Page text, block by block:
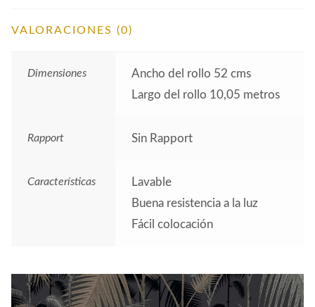
VALORACIONES (0)
Dimensiones
Ancho del rollo 52 cms
Largo del rollo 10,05 metros
Rapport Sin Rapport
Características
Lavable
Buena resistencia a la luz
Fácil colocación